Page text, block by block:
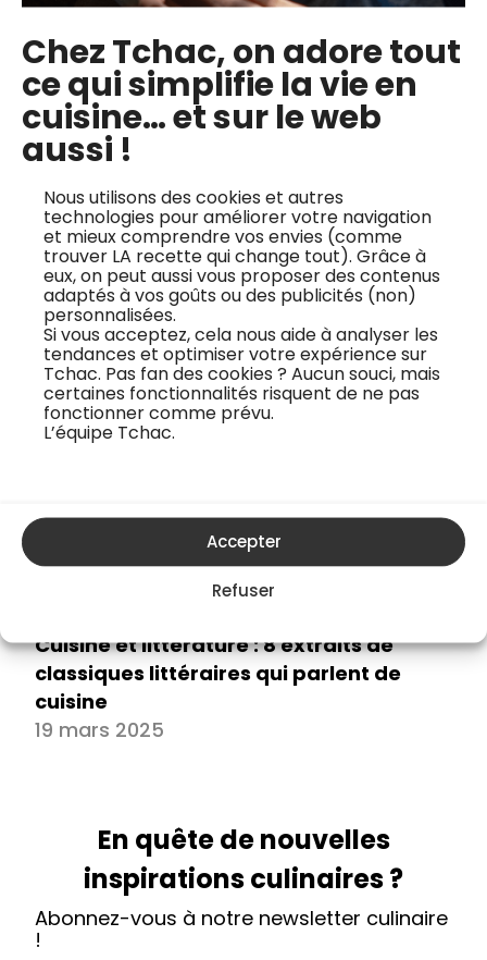
Chez Tchac, on adore tout
ce qui simplifie la vie en
cuisine… et sur le web
aussi !
Nous utilisons des cookies et autres
technologies pour améliorer votre navigation
et mieux comprendre vos envies (comme
trouver LA recette qui change tout). Grâce à
eux, on peut aussi vous proposer des contenus
adaptés à vos goûts ou des publicités (non)
personnalisées.
Si vous acceptez, cela nous aide à analyser les
tendances et optimiser votre expérience sur
Tchac. Pas fan des cookies ? Aucun souci, mais
certaines fonctionnalités risquent de ne pas
fonctionner comme prévu.
L’équipe Tchac.
Accepter
Refuser
Ces articles pourraient vous plairent
Glace maison sans sorbetière : 5
méthodes faciles
19 mars 2025
Récompenses et distinctions
Cuisine et littérature : 8 extraits de
classiques littéraires qui parlent de
cuisine
19 mars 2025
En quête de nouvelles
inspirations culinaires ?
Abonnez-vous à notre newsletter culinaire
!